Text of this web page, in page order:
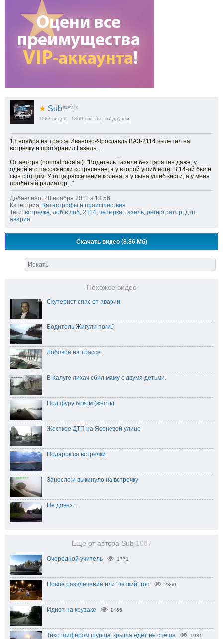
★ Sub 54593 | 0
1087 видео 1860 постов 67 друзей
18 ноября на трассе Иваново-Ярославль ВАЗ-2114 вылетел на
встречку и протаранил Газель...
От автора (nоrmаlnоdеlаi): "Водитель Газели без царапин даже, у
одной его пассажирки сотрясение, а у второй ушиб ноги. В 14-ой были
сын с отцом. У отца рассечение колена, а у сына ушиб кисти, а у меня
пробитый радиатор..."
Добавлено: 28 ноября 2011 в 13:56
Категория: Катастрофы и происшествия
Теги: встречка лоб в лоб 2114 четырка газель регистратор дтп
авария
Скачать видео (8.86 Мб)
Похожее видео
Скутерист спас от аварии
Водитель Жигули погиб
Лобовое на трассе
В Калуге лихач сбил маму с двумя детьми.
Под фуру боком (жесть)
Жесткое ДТП на Ясеневой улице
Подарок со встречки
Занесло и выкинуло на встречку
Не довез...
Еще от автора Sub 1087
Очередной учитель 1771
Новое развлечение или "четкий" гоп 2360
Идиот на крузаке 1465
Тихо шифером шурша, крыша едет не спеша 1931